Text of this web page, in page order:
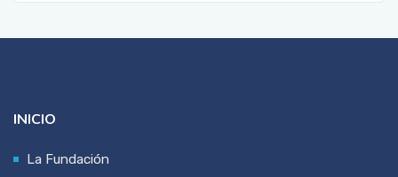
INICIO
La Fundación